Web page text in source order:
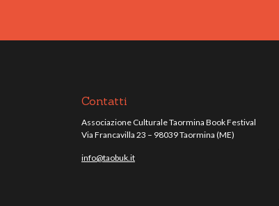
Contatti
Associazione Culturale Taormina Book Festival
Via Francavilla 23 – 98039 Taormina (ME)
info@taobuk.it